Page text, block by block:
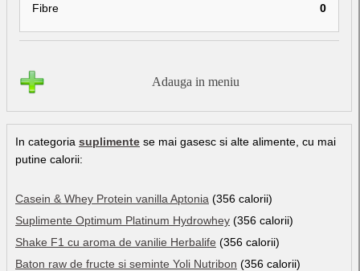
Fibre
0
Adauga in meniu
In categoria suplimente se mai gasesc si alte alimente, cu mai
putine calorii:
Casein & Whey Protein vanilla Aptonia (356 calorii)
Suplimente Optimum Platinum Hydrowhey (356 calorii)
Shake F1 cu aroma de vanilie Herbalife (356 calorii)
Baton raw de fructe si seminte Yoli Nutribon (356 calorii)